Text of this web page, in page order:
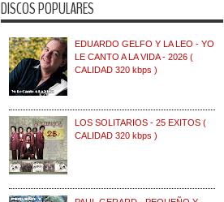
DISCOS POPULARES
EDUARDO GELFO Y LA LEO - YO
LE CANTO A LA VIDA - 2026 (
CALIDAD 320 kbps )
LOS SOLITARIOS - 25 EXITOS (
CALIDAD 320 kbps )